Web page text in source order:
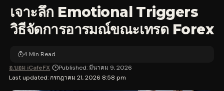
เจาะลึก Emotional Triggers
วิธีจัดการอารมณ์ขณะเทรด Forex
Last updated: กรกฎาคม 21, 2026 8:58 pm
อ.บอม iCafeFX Published: มีนาคม 9, 2026
4 Min Read